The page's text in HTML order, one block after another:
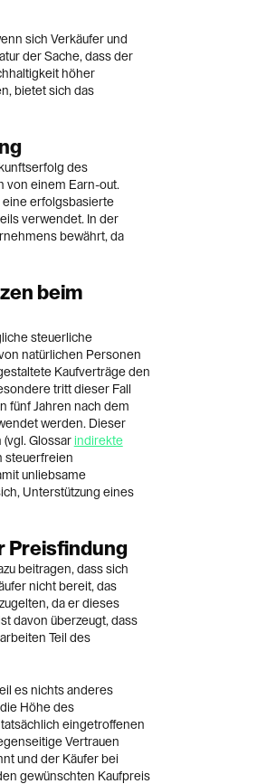
sich Verkäufer und
der Sache, dass der
höher
bietet sich das
des
von einem Earn-out.
eine erfolgsbasierte
verwendet. In der
bewährt, da
beim
steuerliche
natürlichen Personen
Kaufverträge den
tritt dieser Fall
fünf Jahren nach dem
werden. Dieser
Glossar indirekte
steuerfreien
unliebsame
Unterstützung eines
Preisfindung
beitragen, dass sich
nicht bereit, das
da er dieses
davon überzeugt, dass
Teil des
es nichts anderes
Höhe des
eingetroffenen
Vertrauen
und der Käufer bei
gewünschten Kaufpreis